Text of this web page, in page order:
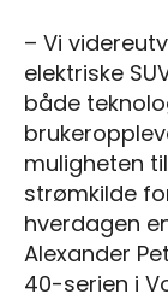
– Vi
elektriske
både
muligheten
strømkilde
hverdagen
Alexander
40-serien i